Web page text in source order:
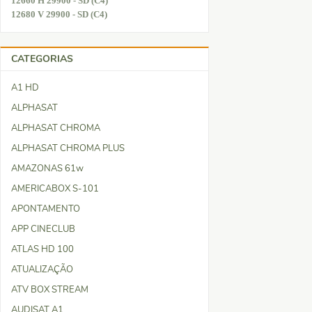
12680 V 29900 - SD (C4)
CATEGORIAS
A1 HD
ALPHASAT
ALPHASAT CHROMA
ALPHASAT CHROMA PLUS
AMAZONAS 61w
AMERICABOX S-101
APONTAMENTO
APP CINECLUB
ATLAS HD 100
ATUALIZAÇÃO
ATV BOX STREAM